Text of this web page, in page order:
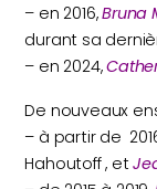
– en 2016,Bruna
durant sa
– en 2024,
De nouveaux
– à partir de
Hahoutoff , et